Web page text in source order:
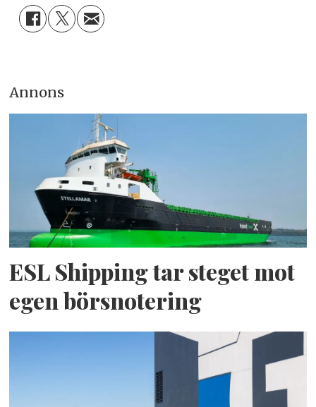
Annons
ESL Shipping tar steget mot
egen börsnotering